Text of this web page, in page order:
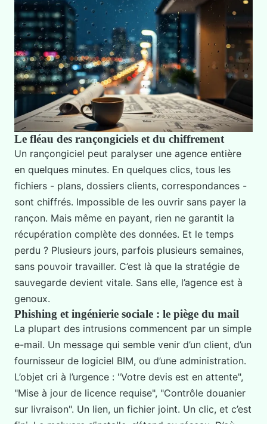
Le fléau des rançongiciels et du chiffrement
Un rançongiciel peut paralyser une agence entière
en quelques minutes. En quelques clics, tous les
fichiers - plans, dossiers clients, correspondances -
sont chiffrés. Impossible de les ouvrir sans payer la
rançon. Mais même en payant, rien ne garantit la
récupération complète des données. Et le temps
perdu ? Plusieurs jours, parfois plusieurs semaines,
sans pouvoir travailler. C’est là que la stratégie de
sauvegarde devient vitale. Sans elle, l’agence est à
genoux.
Phishing et ingénierie sociale : le piège du mail
La plupart des intrusions commencent par un simple
e-mail. Un message qui semble venir d’un client, d’un
fournisseur de logiciel BIM, ou d’une administration.
L’objet cri à l’urgence : "Votre devis est en attente",
"Mise à jour de licence requise", "Contrôle douanier
sur livraison". Un lien, un fichier joint. Un clic, et c’est